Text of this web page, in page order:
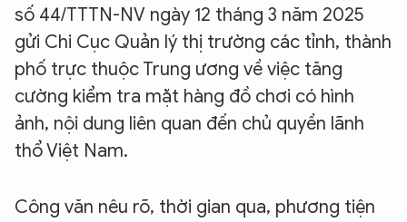
số 44/TTTN-NV ngày 12 tháng 3 năm 2025
gửi Chi Cục Quản lý thị trường các tỉnh, thành
phố trực thuộc Trung ương về việc tăng
cường kiểm tra mặt hàng đồ chơi có hình
ảnh, nội dung liên quan đến chủ quyền lãnh
thổ Việt Nam.
Công văn nêu rõ, thời gian qua, phương tiện